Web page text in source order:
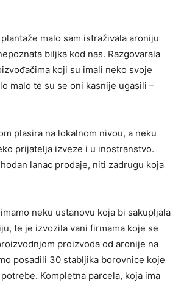
malo sam istraživala aroniju
biljka kod nas. Razgovarala
koji su imali neko svoje
malo te su se oni kasnije ugasili –
plasira na lokalnom nivou, a neku
prijatelja izveze i u inostranstvo.
lanac prodaje, niti zadrugu koja
neku ustanovu koja bi sakupljala
te je izvozila vani firmama koje se
proizvoda od aronije na
posadili 30 stabljika borovnice koje
Kompletna parcela, koja ima